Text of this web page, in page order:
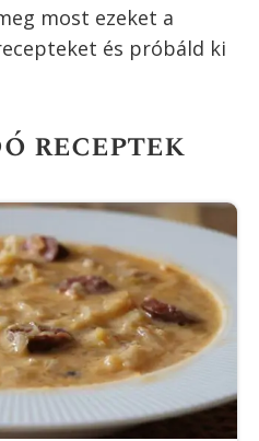
most ezeket a
és próbáld ki
receptek